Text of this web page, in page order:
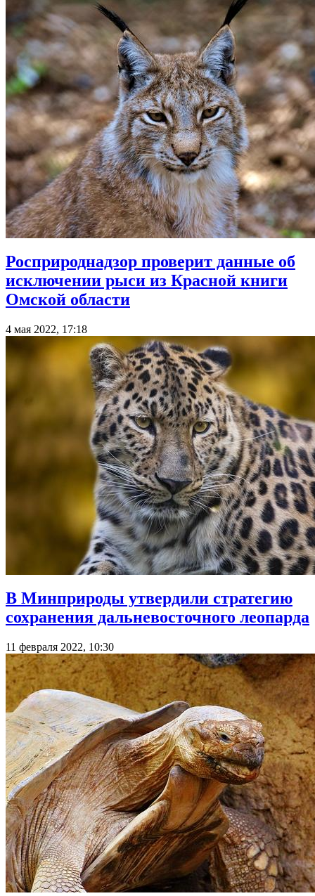
Росприроднадзор проверит данные об
исключении рыси из Красной книги
Омской области
4 мая 2022, 17:18
В Минприроды утвердили стратегию
сохранения дальневосточного леопарда
11 февраля 2022, 10:30